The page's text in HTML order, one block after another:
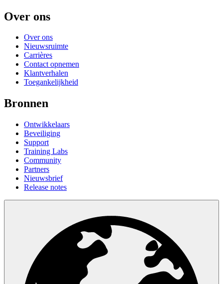
Over ons
Over ons
Nieuwsruimte
Carrières
Contact opnemen
Klantverhalen
Toegankelijkheid
Bronnen
Ontwikkelaars
Beveiliging
Support
Training Labs
Community
Partners
Nieuwsbrief
Release notes